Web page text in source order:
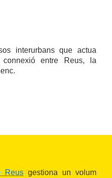
interurbans que actua
entre Reus, la
Reus gestiona un volum